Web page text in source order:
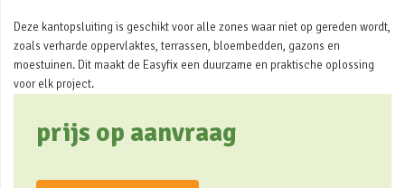
Deze kantopsluiting is geschikt voor alle zones waar niet op gereden wordt,
zoals verharde oppervlaktes, terrassen, bloembedden, gazons en
moestuinen. Dit maakt de Easyfix een duurzame en praktische oplossing
voor elk project.
prijs op aanvraag